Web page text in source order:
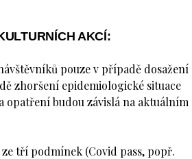
AKCÍ:
pouze v případě dosažení
zhoršení epidemiologické situace
opatření budou závislá na aktuálním
tří podmínek (Covid pass, popř.